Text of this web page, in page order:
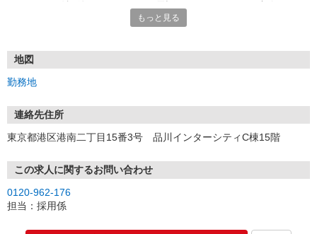
お電話の際は「イーアイデムを見た」と伝えるとスムーズです。
もっと見る
地図
勤務地
連絡先住所
東京都港区港南二丁目15番3号 品川インターシティC棟15階
この求人に関するお問い合わせ
0120-962-176
担当：採用係